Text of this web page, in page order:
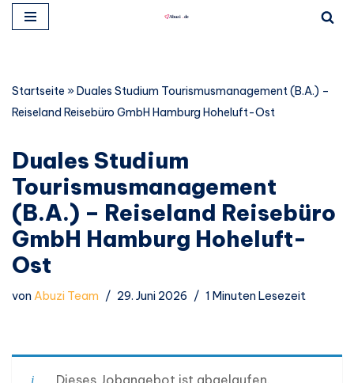
springen
Startseite »Duales Studium Tourismusmanagement (B.A.) –
Reiseland Reisebüro GmbH Hamburg Hoheluft-Ost
Duales Studium
Tourismusmanagement
(B.A.) – Reiseland Reisebüro
GmbH Hamburg Hoheluft-
Ost
vonAbuzi Team 29. Juni 2026 1 Minuten Lesezeit
Dieses Jobangebot ist abgelaufen.